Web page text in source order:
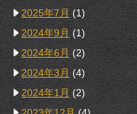
2025年7月 (1)
2024年9月 (1)
2024年6月 (2)
2024年3月 (4)
2024年1月 (2)